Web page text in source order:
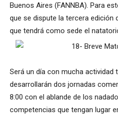
Buenos Aires (FANNBA). Para
que se dispute la tercera edición
que tendrá como sede el
Será un día con mucha actividad
desarrollarán dos jornadas
8:00 con el ablande de los
competencias que tengan lugar